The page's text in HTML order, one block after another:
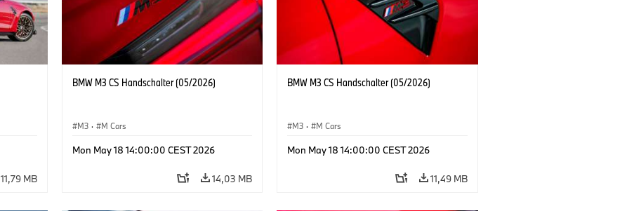
11,79 MB
BMW M3 CS Handschalter (05/2026)
M3 · M Cars
Mon May 18 14:00:00 CEST 2026
14,03 MB
BMW M3 CS Handschalter (05/2026)
M3 · M Cars
Mon May 18 14:00:00 CEST 2026
11,49 MB